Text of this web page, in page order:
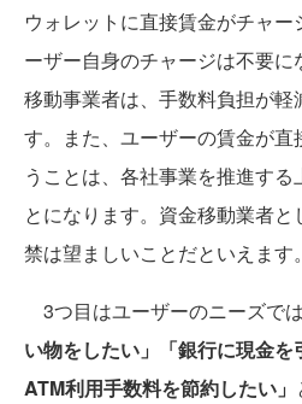
ウォレットに直接賃金がチャ
ーザー自身のチャージは不要
移動事業者は、手数料負担が軽
す。また、ユーザーの賃金が
うことは、各社事業を推進す
とになります。資金移動業者
禁は望ましいことだといえます。
3つ目はユーザーのニーズでは
い物をしたい」「銀行に現金を
ATM利用手数料を節約したい」